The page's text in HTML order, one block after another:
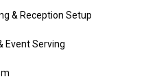
& Reception Setup
Event Serving